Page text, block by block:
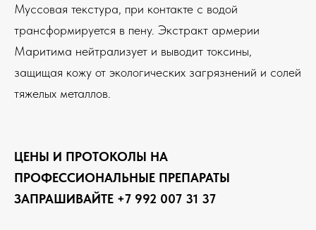
Муссовая текстура, при контакте с водой
трансформируется в пену. Экстракт армерии
Маритима нейтрализует и выводит токсины,
защищая кожу от экологических загрязнений и солей
тяжелых металлов.
ЦЕНЫ И ПРОТОКОЛЫ НА
ПРОФЕССИОНАЛЬНЫЕ ПРЕПАРАТЫ
ЗАПРАШИВАЙТЕ +7 992 007 31 37